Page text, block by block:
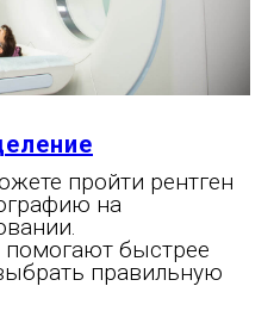
пройти рентген
на
быстрее
правильную